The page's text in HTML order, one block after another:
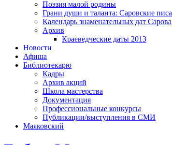
Поэзия малой родины
Грани души и таланта: Саровские
Календарь знаменательных дат Сарова
Архив
Краеведческие даты 2013
Новости
Афиша
Библиотекарю
Кадры
Архив акций
Школа мастерства
Документация
Профессиональные конкурсы
Публикации/выступления в СМИ
Маяковский